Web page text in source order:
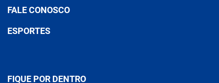
FALE CONOSCO
ESPORTES
FIQUE POR DENTRO